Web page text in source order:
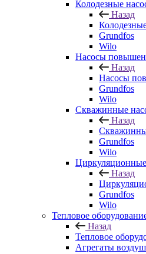
Колодезные
Назад
Grundfos
Wilo
Насосы
Назад
Насосы
Grundfos
Wilo
Скважинные
Назад
Grundfos
Wilo
Назад
Grundfos
Wilo
Тепловое
Назад
Тепловое
Агрегаты